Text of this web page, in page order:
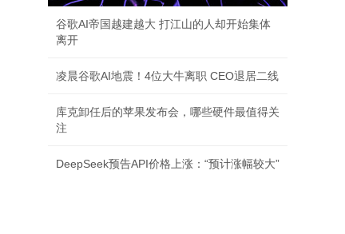
谷歌AI帝国越建越大 打江山的人却开始集体
离开
凌晨谷歌AI地震！4位大牛离职 CEO退居二线
库克卸任后的苹果发布会，哪些硬件最值得关
注
DeepSeek预告API价格上涨：“预计涨幅较大”